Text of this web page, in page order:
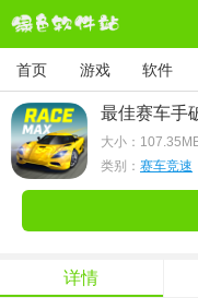
首页 游戏 软件
最佳赛车手
大小：
类别： 赛车竞速
详情